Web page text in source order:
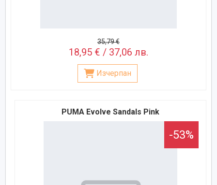
35,79 €
18,95 € / 37,06 лв.
Изчерпан
PUMA Evolve Sandals Pink
-53%